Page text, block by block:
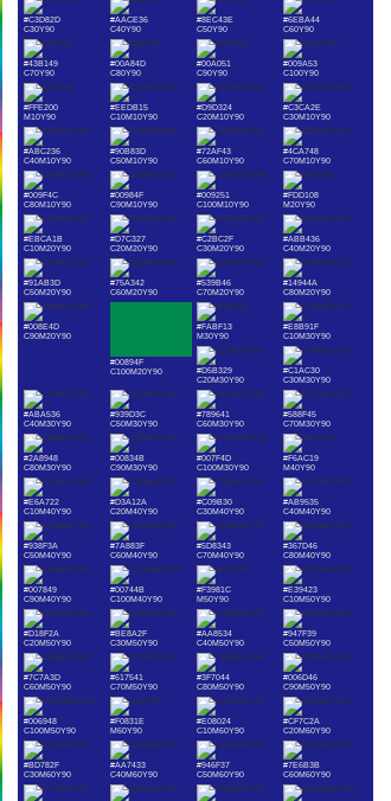
#C3D82D
C30Y90
#AACE36
C40Y90
#8EC43E
C50Y90
#6EBA44
C60Y90
#43B149
C70Y90
#00A84D
C80Y90
#00A051
C90Y90
#009A53
C100Y90
#FFE200
M10Y90
#EEDB15
C10M10Y90
#D9D324
C20M10Y90
#C3CA2E
C30M10Y90
#ABC236
C40M10Y90
#90B83D
C50M10Y90
#72AF43
C60M10Y90
#4CA748
C70M10Y90
#009F4C
C80M10Y90
#00984F
C90M10Y90
#009251
C100M10Y90
#FDD108
M20Y90
#EBCA1B
C10M20Y90
#D7C327
C20M20Y90
#C2BC2F
C30M20Y90
#ABB436
C40M20Y90
#91AB3D
C50M20Y90
#75A342
C60M20Y90
#539B46
C70M20Y90
#14944A
C80M20Y90
#008E4D
C90M20Y90
#00894F
C100M20Y90
#FABF13
M30Y90
#E8B91F
C10M30Y90
#D5B329
C20M30Y90
#C1AC30
C30M30Y90
#ABA536
C40M30Y90
#939D3C
C50M30Y90
#789641
C60M30Y90
#588F45
C70M30Y90
#2A8948
C80M30Y90
#00834B
C90M30Y90
#007F4D
C100M30Y90
#F6AC19
M40Y90
#E6A722
C10M40Y90
#D3A12A
C20M40Y90
#C09B30
C30M40Y90
#AB9535
C40M40Y90
#938F3A
C50M40Y90
#7A883F
C60M40Y90
#5D8343
C70M40Y90
#367D46
C80M40Y90
#007849
C90M40Y90
#00744B
C100M40Y90
#F3981C
M50Y90
#E39423
C10M50Y90
#D18F2A
C20M50Y90
#BE8A2F
C30M50Y90
#AA8534
C40M50Y90
#947F39
C50M50Y90
#7C7A3D
C60M50Y90
#617541
C70M50Y90
#3F7044
C80M50Y90
#006D46
C90M50Y90
#006948
C100M50Y90
#F0831E
M60Y90
#E08024
C10M60Y90
#CF7C2A
C20M60Y90
#BD782F
C30M60Y90
#AA7433
C40M60Y90
#946F37
C50M60Y90
#7E6B3B
C60M60Y90